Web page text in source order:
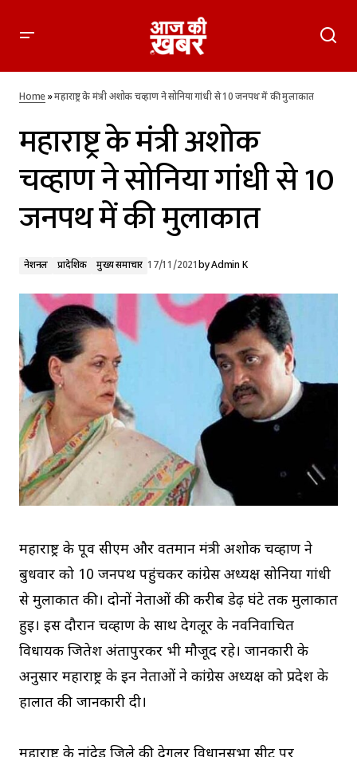
मुलाकात
Home»महाराष्ट्र के मंत्री अशोक चव्हाण ने सोनिया गांधी से 10 जनपथ में की मुलाकात
महाराष्ट्र के मंत्री अशोक
चव्हाण ने सोनिया गांधी से 10
जनपथ में की मुलाकात
नेशनल प्रादेशिक मुख्य समाचार 17/11/2021byAdmin K
महाराष्ट्र के पूर्व सीएम और वर्तमान मंत्री अशोक चव्हाण ने
बुधवार को 10 जनपथ पहुंचकर कांग्रेस अध्यक्ष सोनिया गांधी
से मुलाकात की। दोनों नेताओं की करीब डेढ़ घंटे तक मुलाकात
हुई। इस दौरान चव्हाण के साथ देगलूर के नवनिर्वाचित
विधायक जितेश अंतापुरकर भी मौजूद रहे। जानकारी के
अनुसार महाराष्ट्र के इन नेताओं ने कांग्रेस अध्यक्ष को प्रदेश के
हालात की जानकारी दी।